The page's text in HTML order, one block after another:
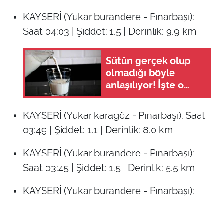
KAYSERİ (Yukarıburandere - Pınarbaşı):
Saat 04:03 | Şiddet: 1.5 | Derinlik: 9.9 km
Sütün gerçek olup
olmadığı böyle
anlaşılıyor! İşte o
yöntem
KAYSERİ (Yukarıkaragöz - Pınarbaşı): Saat
03:49 | Şiddet: 1.1 | Derinlik: 8.0 km
KAYSERİ (Yukarıburandere - Pınarbaşı):
Saat 03:45 | Şiddet: 1.5 | Derinlik: 5.5 km
KAYSERİ (Yukarıburandere - Pınarbaşı):